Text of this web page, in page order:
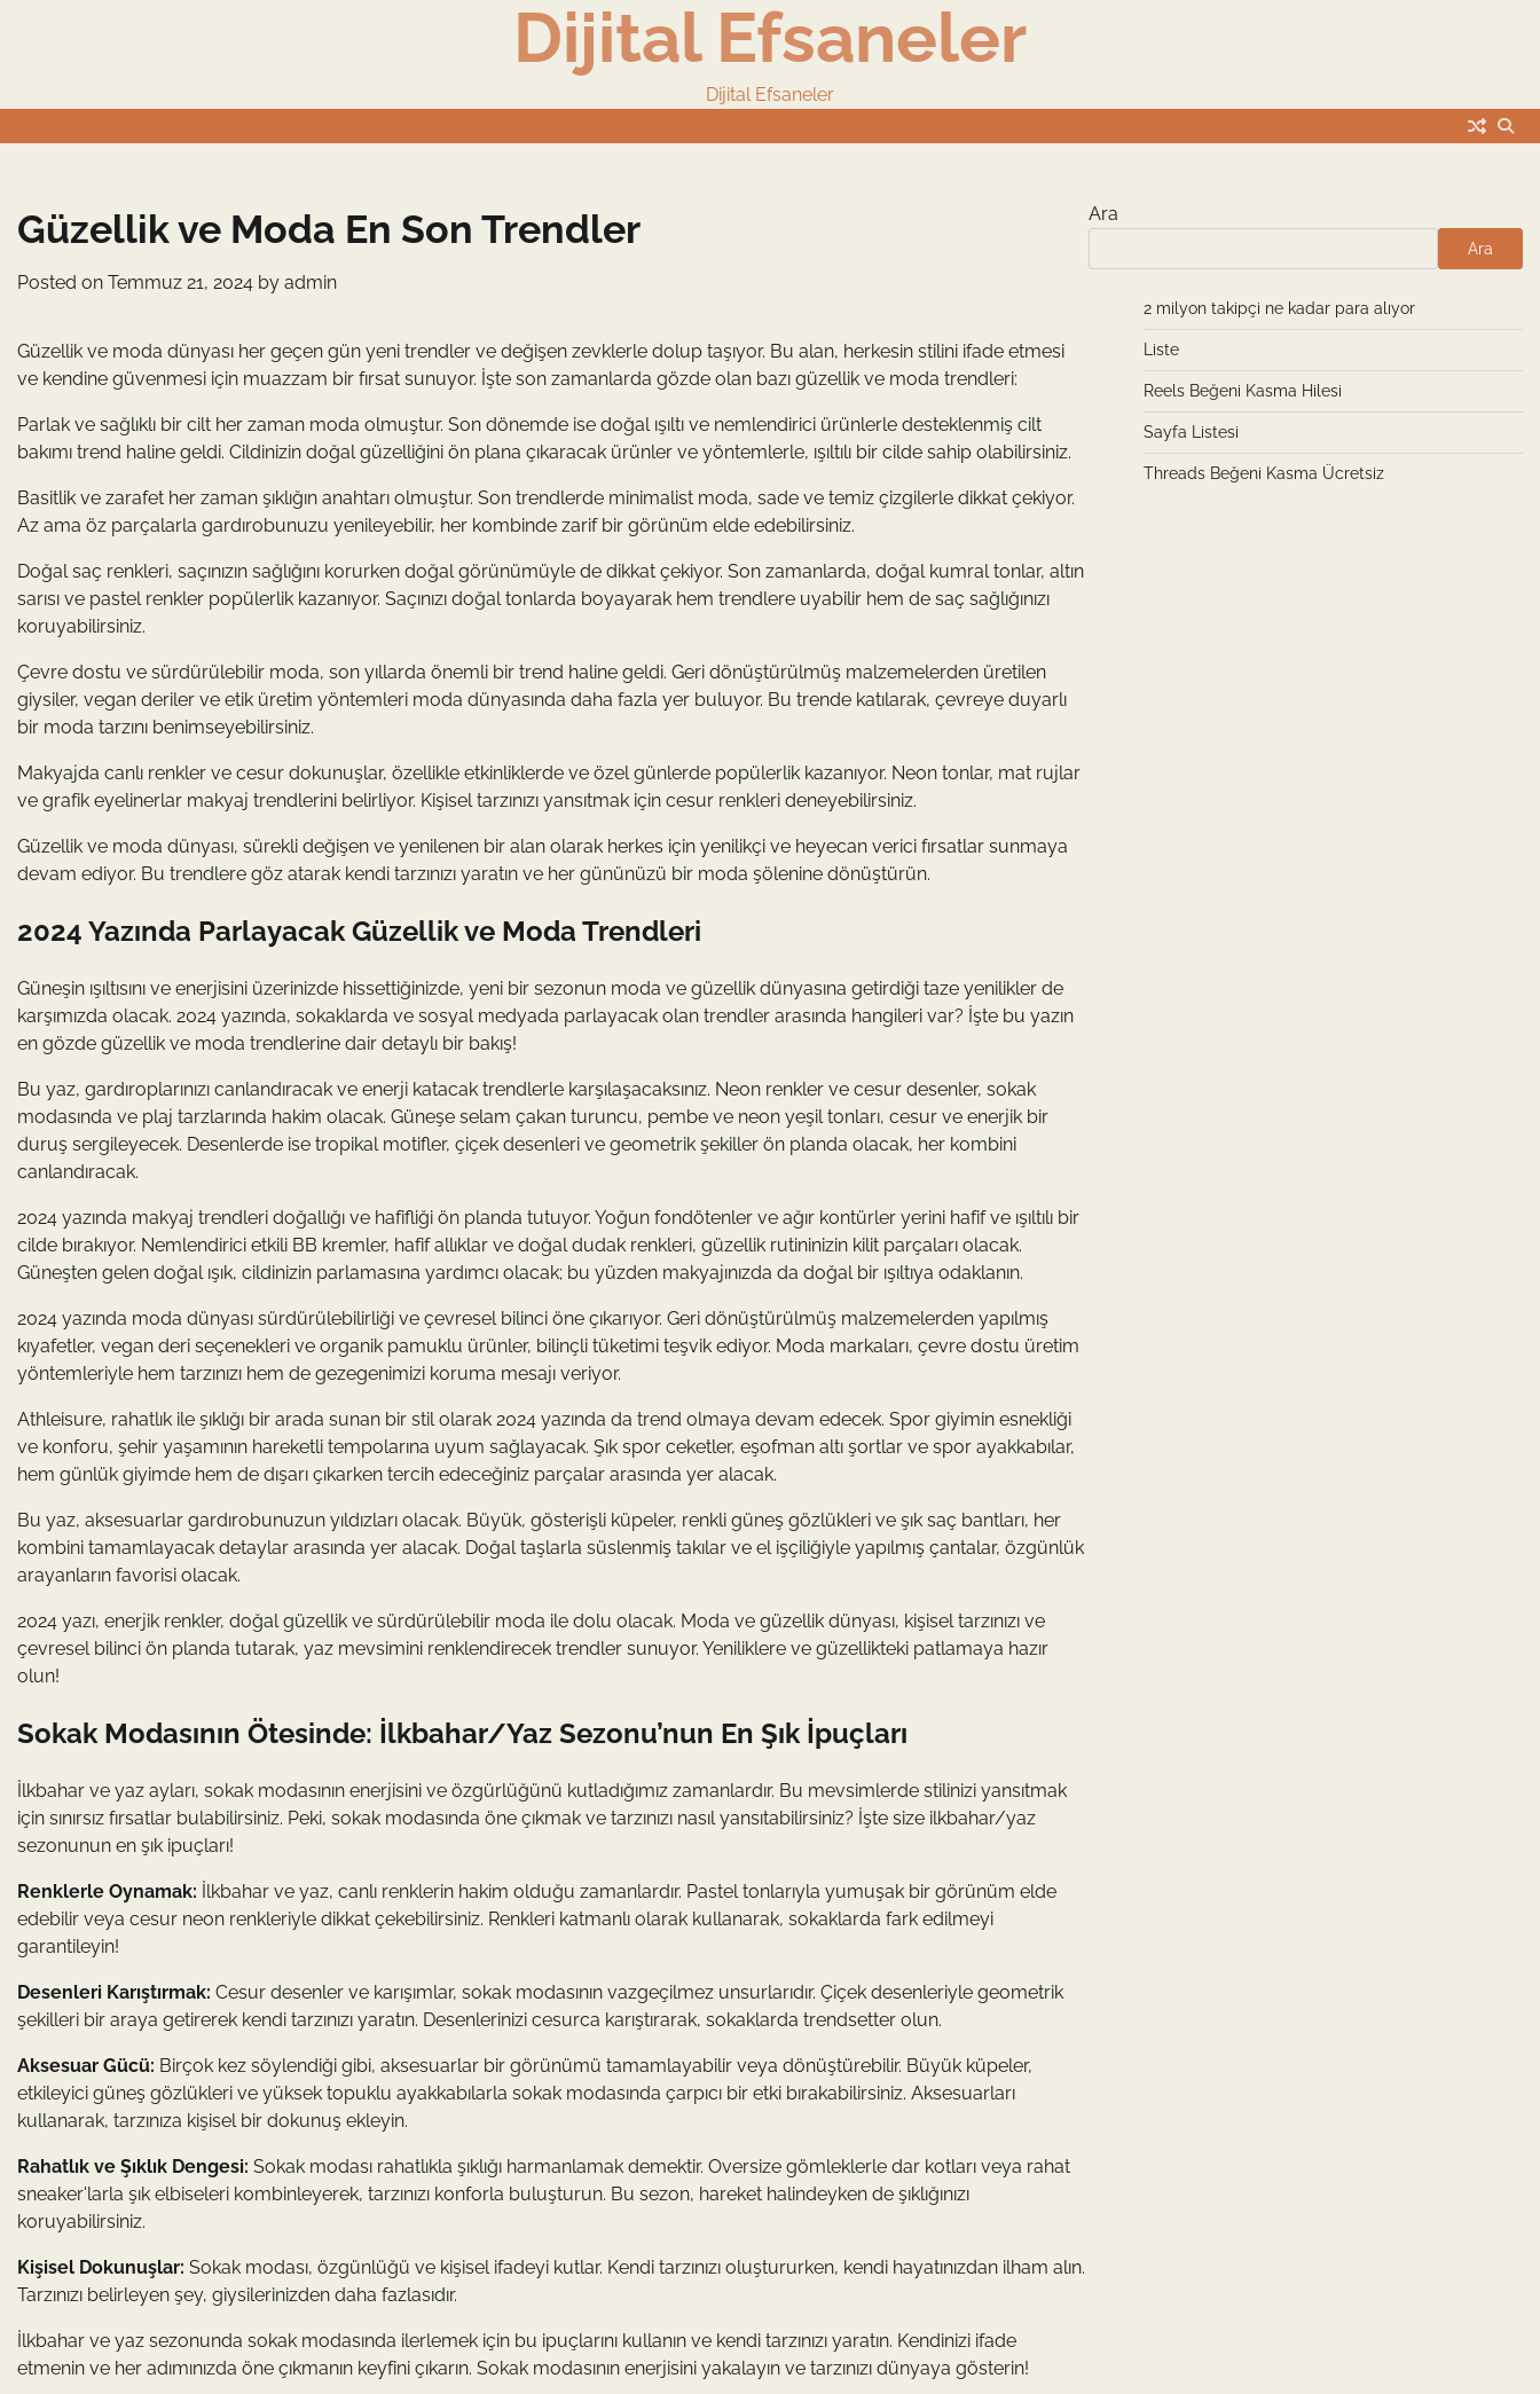
Dijital Efsaneler
Dijital Efsaneler
Güzellik ve Moda En Son Trendler
Posted on Temmuz 21, 2024 by admin
Güzellik ve moda dünyası her geçen gün yeni trendler ve değişen zevklerle dolup taşıyor. Bu alan, herkesin stilini ifade etmesi
ve kendine güvenmesi için muazzam bir fırsat sunuyor. İşte son zamanlarda gözde olan bazı güzellik ve moda trendleri:
Parlak ve sağlıklı bir cilt her zaman moda olmuştur. Son dönemde ise doğal ışıltı ve nemlendirici ürünlerle desteklenmiş cilt
bakımı trend haline geldi. Cildinizin doğal güzelliğini ön plana çıkaracak ürünler ve yöntemlerle, ışıltılı bir cilde sahip olabilirsiniz.
Basitlik ve zarafet her zaman şıklığın anahtarı olmuştur. Son trendlerde minimalist moda, sade ve temiz çizgilerle dikkat çekiyor.
Az ama öz parçalarla gardırobunuzu yenileyebilir, her kombinde zarif bir görünüm elde edebilirsiniz.
Doğal saç renkleri, saçınızın sağlığını korurken doğal görünümüyle de dikkat çekiyor. Son zamanlarda, doğal kumral tonlar, altın
sarısı ve pastel renkler popülerlik kazanıyor. Saçınızı doğal tonlarda boyayarak hem trendlere uyabilir hem de saç sağlığınızı
koruyabilirsiniz.
Çevre dostu ve sürdürülebilir moda, son yıllarda önemli bir trend haline geldi. Geri dönüştürülmüş malzemelerden üretilen
giysiler, vegan deriler ve etik üretim yöntemleri moda dünyasında daha fazla yer buluyor. Bu trende katılarak, çevreye duyarlı
bir moda tarzını benimseyebilirsiniz.
Makyajda canlı renkler ve cesur dokunuşlar, özellikle etkinliklerde ve özel günlerde popülerlik kazanıyor. Neon tonlar, mat rujlar
ve grafik eyelinerlar makyaj trendlerini belirliyor. Kişisel tarzınızı yansıtmak için cesur renkleri deneyebilirsiniz.
Güzellik ve moda dünyası, sürekli değişen ve yenilenen bir alan olarak herkes için yenilikçi ve heyecan verici fırsatlar sunmaya
devam ediyor. Bu trendlere göz atarak kendi tarzınızı yaratın ve her gününüzü bir moda şölenine dönüştürün.
2024 Yazında Parlayacak Güzellik ve Moda Trendleri
Güneşin ışıltısını ve enerjisini üzerinizde hissettiğinizde, yeni bir sezonun moda ve güzellik dünyasına getirdiği taze yenilikler de
karşımızda olacak. 2024 yazında, sokaklarda ve sosyal medyada parlayacak olan trendler arasında hangileri var? İşte bu yazın
en gözde güzellik ve moda trendlerine dair detaylı bir bakış!
Bu yaz, gardıroplarınızı canlandıracak ve enerji katacak trendlerle karşılaşacaksınız. Neon renkler ve cesur desenler, sokak
modasında ve plaj tarzlarında hakim olacak. Güneşe selam çakan turuncu, pembe ve neon yeşil tonları, cesur ve enerjik bir
duruş sergileyecek. Desenlerde ise tropikal motifler, çiçek desenleri ve geometrik şekiller ön planda olacak, her kombini
canlandıracak.
2024 yazında makyaj trendleri doğallığı ve hafifliği ön planda tutuyor. Yoğun fondötenler ve ağır kontürler yerini hafif ve ışıltılı bir
cilde bırakıyor. Nemlendirici etkili BB kremler, hafif allıklar ve doğal dudak renkleri, güzellik rutininizin kilit parçaları olacak.
Güneşten gelen doğal ışık, cildinizin parlamasına yardımcı olacak; bu yüzden makyajınızda da doğal bir ışıltıya odaklanın.
2024 yazında moda dünyası sürdürülebilirliği ve çevresel bilinci öne çıkarıyor. Geri dönüştürülmüş malzemelerden yapılmış
kıyafetler, vegan deri seçenekleri ve organik pamuklu ürünler, bilinçli tüketimi teşvik ediyor. Moda markaları, çevre dostu üretim
yöntemleriyle hem tarzınızı hem de gezegenimizi koruma mesajı veriyor.
Athleisure, rahatlık ile şıklığı bir arada sunan bir stil olarak 2024 yazında da trend olmaya devam edecek. Spor giyimin esnekliği
ve konforu, şehir yaşamının hareketli tempolarına uyum sağlayacak. Şık spor ceketler, eşofman altı şortlar ve spor ayakkabılar,
hem günlük giyimde hem de dışarı çıkarken tercih edeceğiniz parçalar arasında yer alacak.
Bu yaz, aksesuarlar gardırobunuzun yıldızları olacak. Büyük, gösterişli küpeler, renkli güneş gözlükleri ve şık saç bantları, her
kombini tamamlayacak detaylar arasında yer alacak. Doğal taşlarla süslenmiş takılar ve el işçiliğiyle yapılmış çantalar, özgünlük
arayanların favorisi olacak.
2024 yazı, enerjik renkler, doğal güzellik ve sürdürülebilir moda ile dolu olacak. Moda ve güzellik dünyası, kişisel tarzınızı ve
çevresel bilinci ön planda tutarak, yaz mevsimini renklendirecek trendler sunuyor. Yeniliklere ve güzellikteki patlamaya hazır
olun!
Sokak Modasının Ötesinde: İlkbahar/Yaz Sezonu’nun En Şık İpuçları
İlkbahar ve yaz ayları, sokak modasının enerjisini ve özgürlüğünü kutladığımız zamanlardır. Bu mevsimlerde stilinizi yansıtmak
için sınırsız fırsatlar bulabilirsiniz. Peki, sokak modasında öne çıkmak ve tarzınızı nasıl yansıtabilirsiniz? İşte size ilkbahar/yaz
sezonunun en şık ipuçları!
Renklerle Oynamak: İlkbahar ve yaz, canlı renklerin hakim olduğu zamanlardır. Pastel tonlarıyla yumuşak bir görünüm elde
edebilir veya cesur neon renkleriyle dikkat çekebilirsiniz. Renkleri katmanlı olarak kullanarak, sokaklarda fark edilmeyi
garantileyin!
Desenleri Karıştırmak: Cesur desenler ve karışımlar, sokak modasının vazgeçilmez unsurlarıdır. Çiçek desenleriyle geometrik
şekilleri bir araya getirerek kendi tarzınızı yaratın. Desenlerinizi cesurca karıştırarak, sokaklarda trendsetter olun.
Aksesuar Gücü: Birçok kez söylendiği gibi, aksesuarlar bir görünümü tamamlayabilir veya dönüştürebilir. Büyük küpeler,
etkileyici güneş gözlükleri ve yüksek topuklu ayakkabılarla sokak modasında çarpıcı bir etki bırakabilirsiniz. Aksesuarları
kullanarak, tarzınıza kişisel bir dokunuş ekleyin.
Rahatlık ve Şıklık Dengesi: Sokak modası rahatlıkla şıklığı harmanlamak demektir. Oversize gömleklerle dar kotları veya rahat
sneaker'larla şık elbiseleri kombinleyerek, tarzınızı konforla buluşturun. Bu sezon, hareket halindeyken de şıklığınızı
koruyabilirsiniz.
Kişisel Dokunuşlar: Sokak modası, özgünlüğü ve kişisel ifadeyi kutlar. Kendi tarzınızı oluştururken, kendi hayatınızdan ilham alın.
Tarzınızı belirleyen şey, giysilerinizden daha fazlasıdır.
İlkbahar ve yaz sezonunda sokak modasında ilerlemek için bu ipuçlarını kullanın ve kendi tarzınızı yaratın. Kendinizi ifade
etmenin ve her adımınızda öne çıkmanın keyfini çıkarın. Sokak modasının enerjisini yakalayın ve tarzınızı dünyaya gösterin!
Ara
Ara
2 milyon takipçi ne kadar para alıyor
Liste
Reels Beğeni Kasma Hilesi
Sayfa Listesi
Threads Beğeni Kasma Ücretsiz